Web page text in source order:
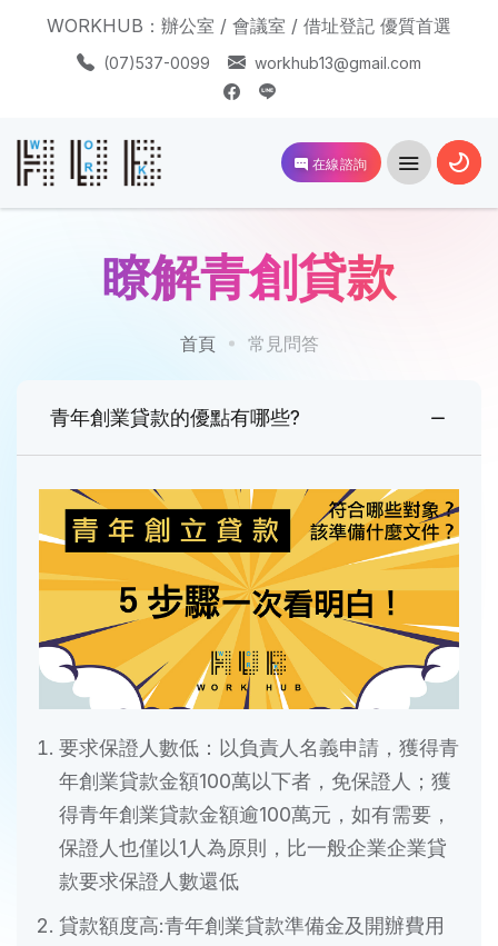
WORKHUB：辦公室 / 會議室 / 借址登記 優質首選
(07)537-0099 workhub13@gmail.com
在線諮詢
瞭解青創貸款
首頁 常見問答
青年創業貸款的優點有哪些?
要求保證人數低：以負責人名義申請，獲得青
年創業貸款金額100萬以下者，免保證人；獲
得青年創業貸款金額逾100萬元，如有需要，
保證人也僅以1人為原則，比一般企業企業貸
款要求保證人數還低
貸款額度高:青年創業貸款準備金及開辦費用